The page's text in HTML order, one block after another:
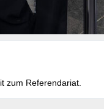
zum Referendariat.